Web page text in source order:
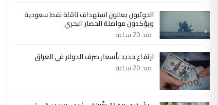
الحوثيون يعلنون استهداف ناقلة نفط سعودية
ويؤكدون مواصلة الحصار البحري
منذ 20 ساعة
ارتفاع جديد بأسعار صرف الدولار في العراق
منذ 20 ساعة